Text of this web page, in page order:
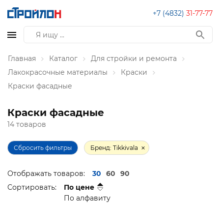
+7 (4832) 31-77-77
Главная Каталог
Для стройки и ремонта
Лакокрасочные материалы
Краски
Краски фасадные
Краски фасадные
14 товаров
Сбросить фильтры Бренд: Tikkivala
Отображать товаров: 30 60
90
Сортировать:
По цене
По алфавиту